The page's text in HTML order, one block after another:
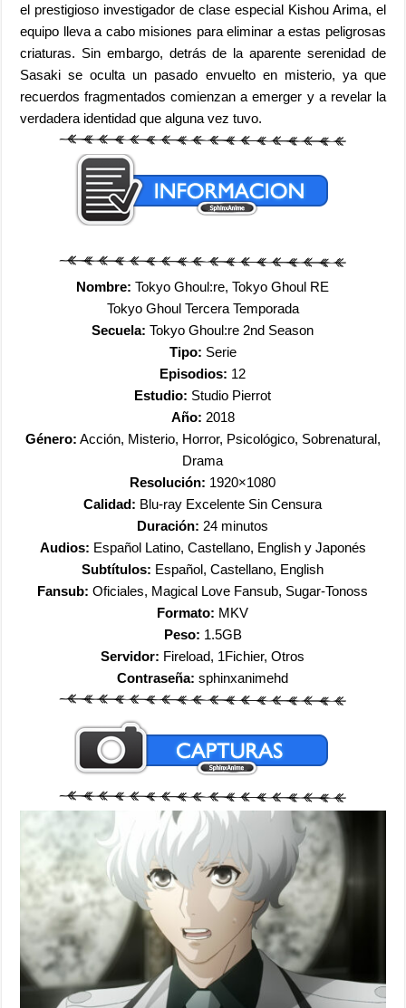
el prestigioso investigador de clase especial Kishou Arima, el
equipo lleva a cabo misiones para eliminar a estas peligrosas
criaturas. Sin embargo, detrás de la aparente serenidad de
Sasaki se oculta un pasado envuelto en misterio, ya que
recuerdos fragmentados comienzan a emerger y a revelar la
verdadera identidad que alguna vez tuvo.
Nombre: Tokyo Ghoul:re, Tokyo Ghoul RE
Tokyo Ghoul Tercera Temporada
Secuela:Tokyo Ghoul:re 2nd Season
Tipo: Serie
Episodios: 12
Estudio: Studio Pierrot
Año: 2018
Género: Acción, Misterio, Horror, Psicológico, Sobrenatural,
Drama
Resolución: 1920×1080
Calidad: Blu-ray Excelente Sin Censura
Duración: 24 minutos
Audios: Español Latino, Castellano, English y Japonés
Subtítulos: Español, Castellano, English
Fansub:Oficiales, Magical Love Fansub, Sugar-Tonoss
Formato: MKV
Peso: 1.5GB
Servidor: Fireload, 1Fichier, Otros
Contraseña:sphinxanimehd